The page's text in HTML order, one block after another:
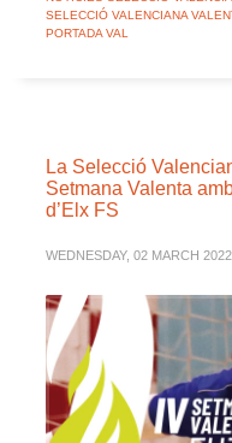
SELECCIÓ VALENCIANA
PORTADA VAL
La Selecció
Setmana Valenta
d’Elx FS
WEDNESDAY, 02 MARCH 2022